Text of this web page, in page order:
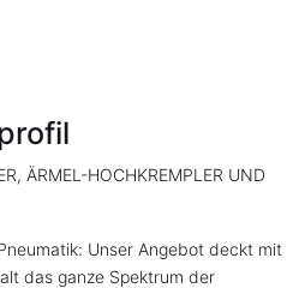
ÄRMEL-HOCHKREMPLER UND
Unser Angebot deckt mit
das ganze Spektrum der